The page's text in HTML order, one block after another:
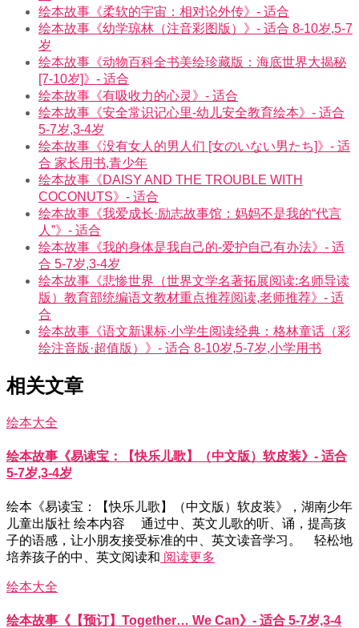
绘本故事《柔软的宇宙：相对论外传》- 适合
绘本故事《幼学琼林（注音彩图版）》- 适合 8-10岁,5-7
岁
绘本故事《动物百科全书美绘珍藏版：海底世界大揭秘
[7-10岁]》- 适合
绘本故事《有吸收力的心灵》- 适合
绘本故事《安全常识记心里-幼儿安全教育绘本》- 适合
5-7岁,3-4岁
绘本故事《没有女人的男人们 [女のいない男たち]》- 适
合 家长用书,青少年
绘本故事《DAISY AND THE TROUBLE WITH
COCONUTS》- 适合
绘本故事《我爱成长·励志故事馆：妈妈不是我的“代言
人”》- 适合
绘本故事《我的身体是我自己的-爱护自己有办法》- 适
合 5-7岁,3-4岁
绘本故事《悲惨世界（世界文学名著拓展阅读:名师导读
版）教育部统编语文教材重点推荐阅读,老师推荐》- 适
合
绘本故事《语文新课标·小学生阅读经典：格林童话（彩
绘注音版·超值版）》- 适合 8-10岁,5-7岁,小学用书
相关文章
绘本大全
绘本故事《易读宝：【快乐儿歌】（中文版）软皮装》- 适合
5-7岁,3-4岁
绘本《易读宝：【快乐儿歌】（中文版）软皮装》，湖南少年
儿童出版社 绘本内容 通过中、英文儿歌的听、诵，提高孩
子的语感，让小朋友接受标准的中、英文读音学习。 轻松地
培养孩子的中、英文阅读和 阅读更多
绘本大全
绘本故事《【预订】Together… We Can》- 适合 5-7岁,3-4